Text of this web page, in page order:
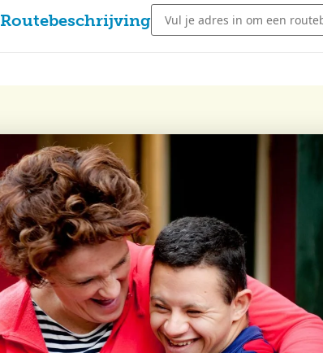
Routebeschrijving
Address - Koningsnacht